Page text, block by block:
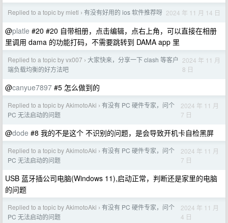
Replied to a topic by mietl › 有没有好用的 ios 软件推荐呀 2024 年 11 月 14 日
@platle #20 #20 自带相册，点击编辑，点右上角，可以直接在相册
里调用 dama 的功能打码，不需要跳转到 DAMA app 里
Replied to a topic by vx007 › 大家快来，分享一下 clash 等客户
端负载均衡的好方法吧
2024 年 11 月
8 日
@canyue7897 #5 怎么做到的
Replied to a topic by AkimotoAki › 有没有 PC 硬件专家，问个
PC 无法启动的问题
2024 年 11 月
7 日
@dode #8 我的不是这个 不识别的问题，是会导致开机卡自检黑屏
Replied to a topic by AkimotoAki › 有没有 PC 硬件专家，问个
PC 无法启动的问题
2024 年 11 月
7 日
USB 蓝牙插公司电脑(Windows 11),启动正常，判断还是家里的电脑
的问题
Replied to a topic by AkimotoAki › 有没有 PC 硬件专家，问个
PC 无法启动的问题
2024 年 11 月
4 日